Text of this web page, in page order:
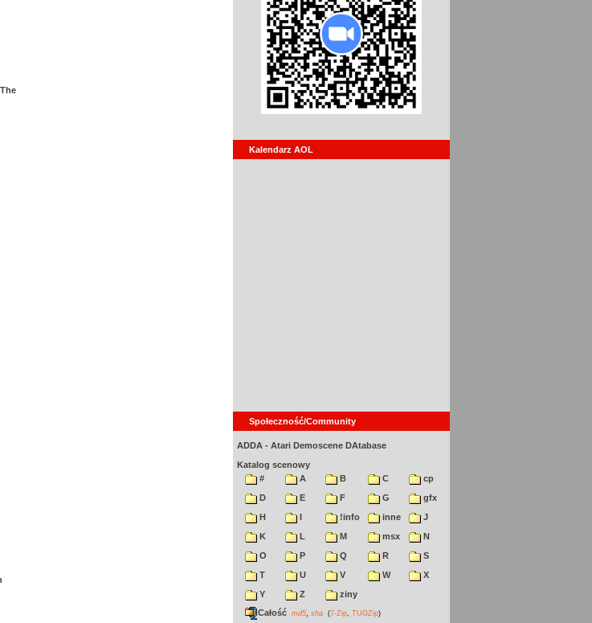
Kalendarz AOL
Społeczność/Community
ADDA - Atari Demoscene DAtabase
Katalog scenowy
#
A B C
cp
D
E F G
gfx
H
I !info inne
J
K
L M msx
N
O
P Q R
S
T
U V W
X
Y
Z
ziny
Całość md5 sha (7-Zip TUGZip)